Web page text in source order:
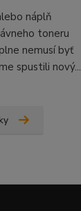
náplň
toneru
nemusí byť
spustili nový...